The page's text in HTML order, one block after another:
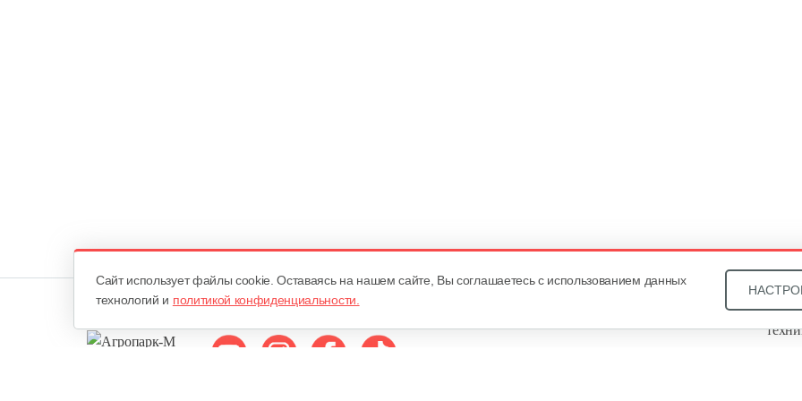
Cайт использует файлы cookie. Оставаясь на нашем сайте, Вы соглашаетесь с использованием данных
технологий и политикой конфиденциальности.